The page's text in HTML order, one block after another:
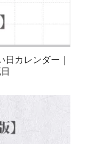
日カレンダー｜